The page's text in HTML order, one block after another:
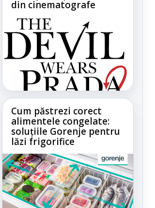
din cinematografe
Cum păstrezi corect
alimentele congelate:
soluțiile Gorenje pentru
lăzi frigorifice